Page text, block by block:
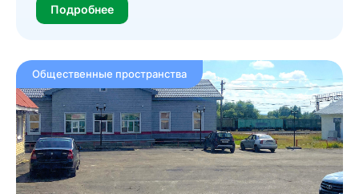
Подробнее
Общественные пространства